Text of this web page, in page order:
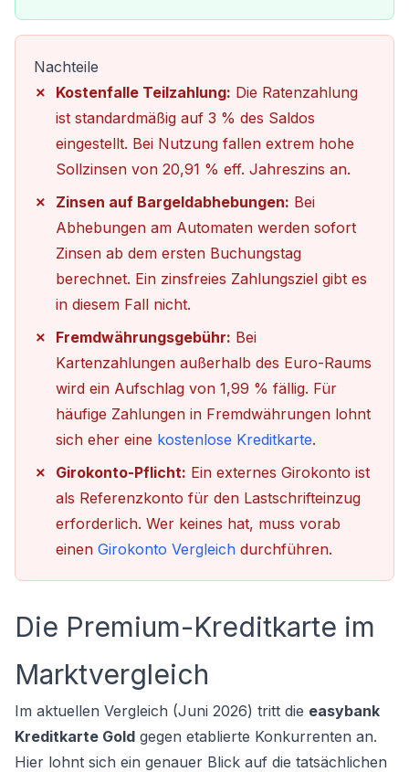
Nachteile
Kostenfalle Teilzahlung: Die Ratenzahlung
ist standardmäßig auf 3 % des Saldos
eingestellt. Bei Nutzung fallen extrem hohe
Sollzinsen von 20,91 % eff. Jahreszins an.
Zinsen auf Bargeldabhebungen: Bei
Abhebungen am Automaten werden sofort
Zinsen ab dem ersten Buchungstag
berechnet. Ein zinsfreies Zahlungsziel gibt es
in diesem Fall nicht.
Fremdwährungsgebühr: Bei
Kartenzahlungen außerhalb des Euro-Raums
wird ein Aufschlag von 1,99 % fällig. Für
häufige Zahlungen in Fremdwährungen lohnt
sich eher eine kostenlose Kreditkarte.
Girokonto-Pflicht: Ein externes Girokonto ist
als Referenzkonto für den Lastschrifteinzug
erforderlich. Wer keines hat, muss vorab
einen Girokonto Vergleich durchführen.
Die Premium-Kreditkarte im
Marktvergleich
Im aktuellen Vergleich (Juni 2026) tritt die easybank
Kreditkarte Gold gegen etablierte Konkurrenten an.
Hier lohnt sich ein genauer Blick auf die tatsächlichen